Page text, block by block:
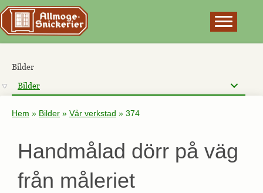
Bilder
Bilder
Hem » Bilder » Vår verkstad » 374
Handmålad dörr på väg
från måleriet